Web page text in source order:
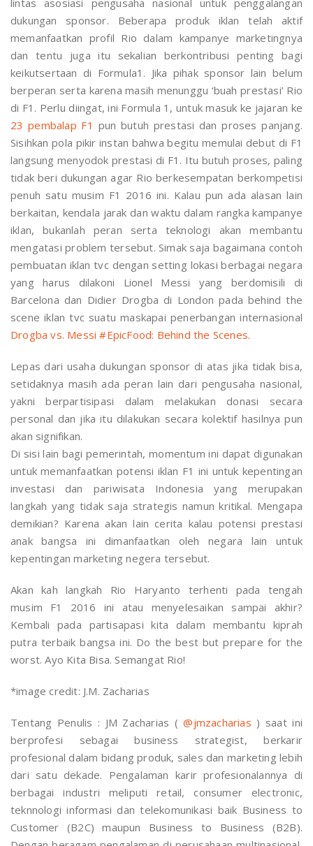
dukungan sponsor. Beberapa produk iklan telah aktif
memanfaatkan profil Rio dalam kampanye marketingnya
dan tentu juga itu sekalian berkontribusi penting bagi
keikutsertaan di Formula1. Jika pihak sponsor lain belum
berperan serta karena masih menunggu ‘buah prestasi’ Rio
di F1. Perlu diingat, ini Formula 1, untuk masuk ke jajaran ke
23 pembalap F1 pun butuh prestasi dan proses panjang.
Sisihkan pola pikir instan bahwa begitu memulai debut di F1
langsung menyodok prestasi di F1. Itu butuh proses, paling
tidak beri dukungan agar Rio berkesempatan berkompetisi
penuh satu musim F1 2016 ini. Kalau pun ada alasan lain
berkaitan, kendala jarak dan waktu dalam rangka kampanye
iklan, bukanlah peran serta teknologi akan membantu
mengatasi problem tersebut. Simak saja bagaimana contoh
pembuatan iklan tvc dengan setting lokasi berbagai negara
yang harus dilakoni Lionel Messi yang berdomisili di
Barcelona dan Didier Drogba di London pada behind the
scene iklan tvc suatu maskapai penerbangan internasional
Drogba vs. Messi #EpicFood: Behind the Scenes.
Lepas dari usaha dukungan sponsor di atas jika tidak bisa,
setidaknya masih ada peran lain dari pengusaha nasional,
yakni berpartisipasi dalam melakukan donasi secara
personal dan jika itu dilakukan secara kolektif hasilnya pun
akan signifikan.
Di sisi lain bagi pemerintah, momentum ini dapat digunakan
untuk memanfaatkan potensi iklan F1 ini untuk kepentingan
investasi dan pariwisata Indonesia yang merupakan
langkah yang tidak saja strategis namun kritikal. Mengapa
demikian? Karena akan lain cerita kalau potensi prestasi
anak bangsa ini dimanfaatkan oleh negara lain untuk
kepentingan marketing negera tersebut.
Akan kah langkah Rio Haryanto terhenti pada tengah
musim F1 2016 ini atau menyelesaikan sampai akhir?
Kembali pada partisapasi kita dalam membantu kiprah
putra terbaik bangsa ini. Do the best but prepare for the
worst. Ayo Kita Bisa. Semangat Rio!
*image credit: J.M. Zacharias
Tentang Penulis : JM Zacharias (@jmzacharias ) saat ini
berprofesi sebagai business strategist, berkarir
profesional dalam bidang produk, sales dan marketing lebih
dari satu dekade. Pengalaman karir profesionalannya di
berbagai industri meliputi retail, consumer electronic,
teknnologi informasi dan telekomunikasi baik Business to
Customer (B2C) maupun Business to Business (B2B).